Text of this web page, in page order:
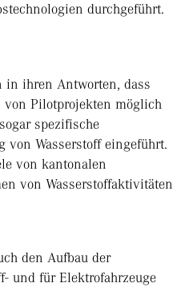
durchgeführt.
in ihren Antworten, dass
von Pilotprojekten möglich
spezifische
von Wasserstoff eingeführt.
von kantonalen
von Wasserstoffaktivitäten
den Aufbau der
und für Elektrofahrzeuge